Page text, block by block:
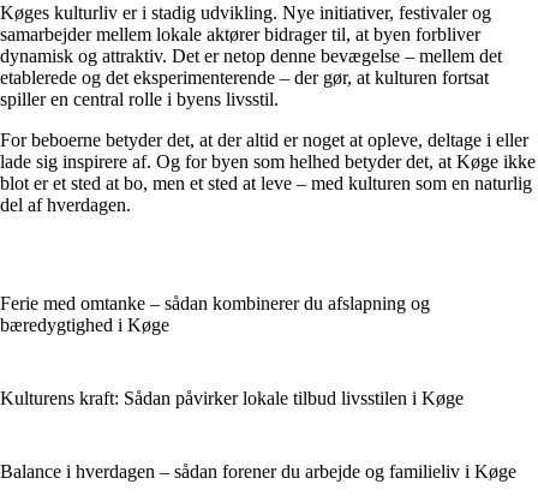
Køges kulturliv er i stadig udvikling. Nye initiativer, festivaler og
samarbejder mellem lokale aktører bidrager til, at byen forbliver
dynamisk og attraktiv. Det er netop denne bevægelse – mellem det
etablerede og det eksperimenterende – der gør, at kulturen fortsat
spiller en central rolle i byens livsstil.
For beboerne betyder det, at der altid er noget at opleve, deltage i eller
lade sig inspirere af. Og for byen som helhed betyder det, at Køge ikke
blot er et sted at bo, men et sted at leve – med kulturen som en naturlig
del af hverdagen.
Ferie med omtanke – sådan kombinerer du afslapning og
bæredygtighed i Køge
Kulturens kraft: Sådan påvirker lokale tilbud livsstilen i Køge
Balance i hverdagen – sådan forener du arbejde og familieliv i Køge